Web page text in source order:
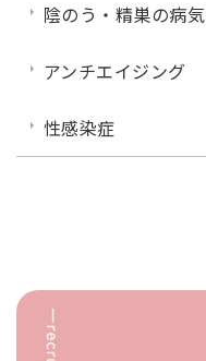
陰のう・精巣の病気
アンチエイジング
性感染症